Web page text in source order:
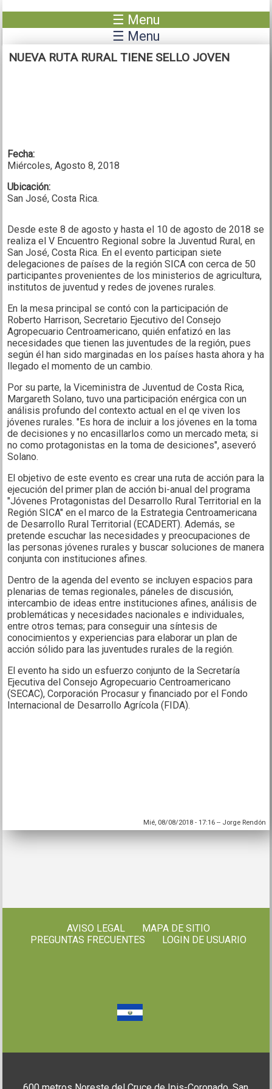
☰ Menu
☰ Menu
NUEVA RUTA RURAL TIENE SELLO JOVEN
Fecha:
Miércoles, Agosto 8, 2018
Ubicación:
San José, Costa Rica.
Desde este 8 de agosto y hasta el 10 de agosto de 2018 se
realiza el V Encuentro Regional sobre la Juventud Rural, en
San José, Costa Rica. En el evento participan siete
delegaciones de países de la región SICA con cerca de 50
participantes provenientes de los ministerios de agricultura,
institutos de juventud y redes de jovenes rurales.
En la mesa principal se contó con la participación de
Roberto Harrison, Secretario Ejecutivo del Consejo
Agropecuario Centroamericano, quién enfatizó en las
necesidades que tienen las juventudes de la región, pues
según él han sido marginadas en los países hasta ahora y ha
llegado el momento de un cambio.
Por su parte, la Viceministra de Juventud de Costa Rica,
Margareth Solano, tuvo una participación enérgica con un
análisis profundo del contexto actual en el qe viven los
jóvenes rurales. "Es hora de incluir a los jóvenes en la toma
de decisiones y no encasillarlos como un mercado meta; si
no como protagonistas en la toma de desiciones", aseveró
Solano.
El objetivo de este evento es crear una ruta de acción para la
ejecución del primer plan de acción bi-anual del programa
"Jóvenes Protagonistas del Desarrollo Rural Territorial en la
Región SICA" en el marco de la Estrategia Centroamericana
de Desarrollo Rural Territorial (ECADERT). Además, se
pretende escuchar las necesidades y preocupaciones de
las personas jóvenes rurales y buscar soluciones de manera
conjunta con instituciones afines.
Dentro de la agenda del evento se incluyen espacios para
plenarias de temas regionales, páneles de discusión,
intercambio de ideas entre instituciones afines, análisis de
problemáticas y necesidades nacionales e individuales,
entre otros temas; para conseguir una síntesis de
conocimientos y experiencias para elaborar un plan de
acción sólido para las juventudes rurales de la región.
El evento ha sido un esfuerzo conjunto de la Secretaría
Ejecutiva del Consejo Agropecuario Centroamericano
(SECAC), Corporación Procasur y financiado por el Fondo
Internacional de Desarrollo Agrícola (FIDA).
Mié, 08/08/2018 - 17:16-- Jorge Rendón
AVISO LEGAL
MAPA DE SITIO
PREGUNTAS FRECUENTES
LOGIN DE USUARIO